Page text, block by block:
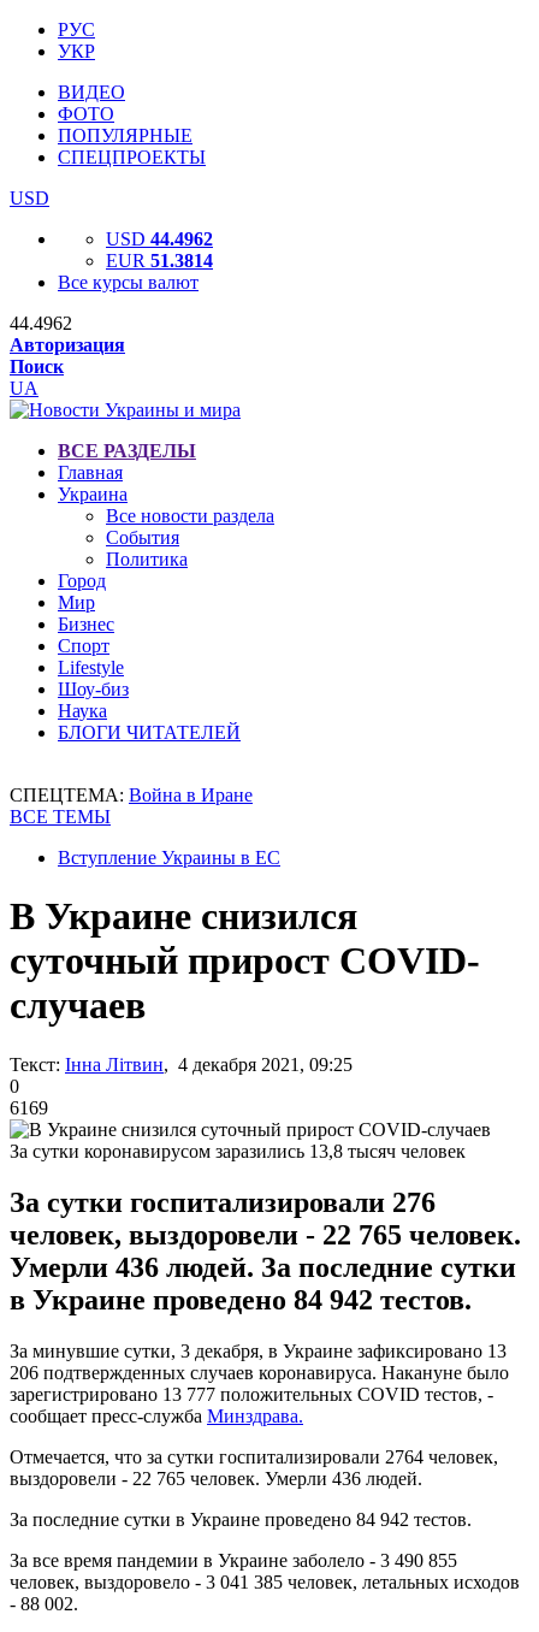
РУС
УКР
ВИДЕО
ФОТО
ПОПУЛЯРНЫЕ
СПЕЦПРОЕКТЫ
USD
USD 44.4962
EUR 51.3814
Все курсы валют
44.4962
Авторизация
Поиск
UA
ВСЕ РАЗДЕЛЫ
Главная
Украина
Все новости раздела
События
Политика
Город
Мир
Бизнес
Спорт
Lifestyle
Шоу-биз
Наука
БЛОГИ ЧИТАТЕЛЕЙ
СПЕЦТЕМА: Война в Иране
ВСЕ ТЕМЫ
Вступление Украины в ЕС
В Украине снизился
суточный прирост COVID-
случаев
Текст: Інна Літвин, 4 декабря 2021, 09:25
0
6169
За сутки коронавирусом заразились 13,8 тысяч человек
За сутки госпитализировали 276
человек, выздоровели - 22 765 человек.
Умерли 436 людей. За последние сутки
в Украине проведено 84 942 тестов.
За минувшие сутки, 3 декабря, в Украине зафиксировано 13
206 подтвержденных случаев коронавируса. Накануне было
зарегистрировано 13 777 положительных COVID тестов, -
сообщает пресс-служба Минздрава.
Отмечается, что за сутки госпитализировали 2764 человек,
выздоровели - 22 765 человек. Умерли 436 людей.
За последние сутки в Украине проведено 84 942 тестов.
За все время пандемии в Украине заболело - 3 490 855
человек, выздоровело - 3 041 385 человек, летальных исходов
- 88 002.